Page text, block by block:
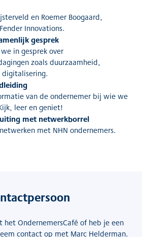
en Roemer Boogaard,
Innovations.
gesprek
in gesprek over
zoals duurzaamheid,
van de ondernemer bij wie we
leer en geniet!
met netwerkborrel
met NHN ondernemers.
het OndernemersCafé of heb je een
contact op met Marc Helderman.